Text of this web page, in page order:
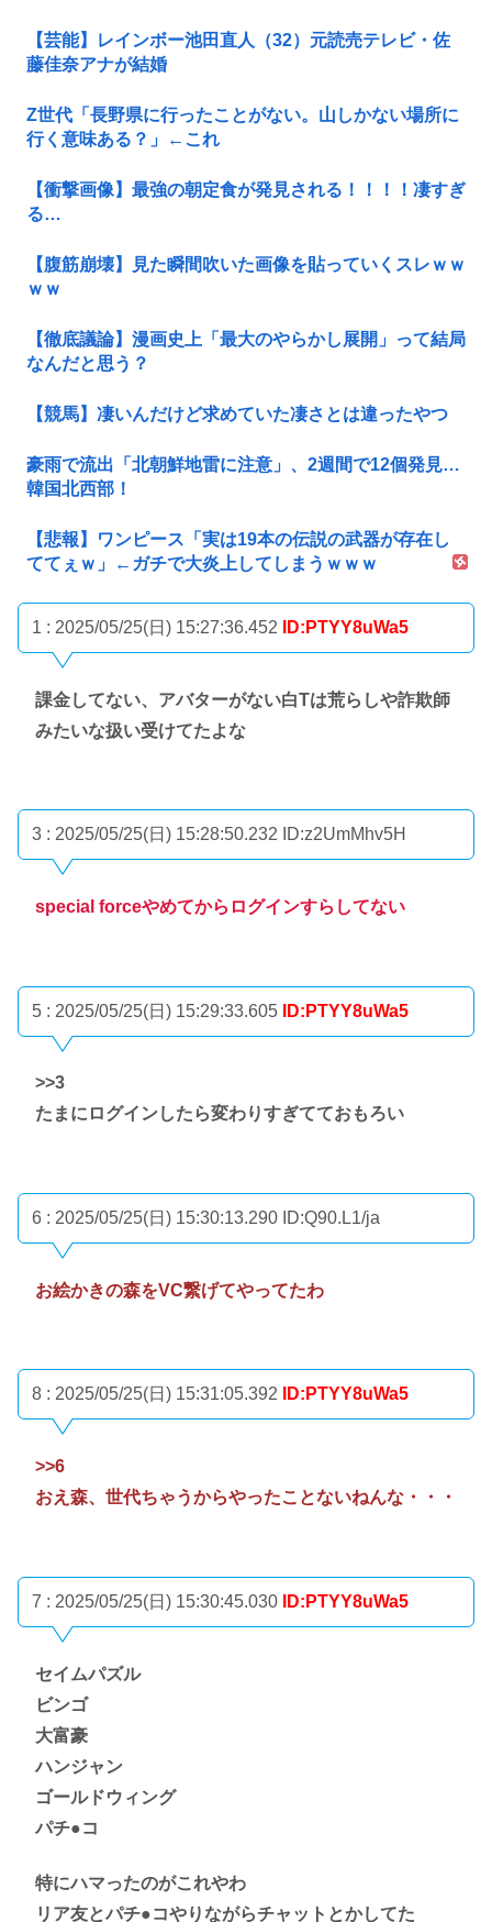
【芸能】レインボー池田直人（32）元読売テレビ・佐
藤佳奈アナが結婚
Z世代「長野県に行ったことがない。山しかない場所に
行く意味ある？」←これ
【衝撃画像】最強の朝定食が発見される！！！！凄すぎ
る…
【腹筋崩壊】見た瞬間吹いた画像を貼っていくスレｗｗ
ｗｗ
【徹底議論】漫画史上「最大のやらかし展開」って結局
なんだと思う？
【競馬】凄いんだけど求めていた凄さとは違ったやつ
豪雨で流出「北朝鮮地雷に注意」、2週間で12個発見…
韓国北西部！
【悲報】ワンピース「実は19本の伝説の武器が存在し
ててぇｗ」←ガチで大炎上してしまうｗｗｗ
1 : 2025/05/25(日) 15:27:36.452 ID:PTYY8uWa5
課金してない、アバターがない白Tは荒らしや詐欺師
みたいな扱い受けてたよな
3 : 2025/05/25(日) 15:28:50.232 ID:z2UmMhv5H
special forceやめてからログインすらしてない
5 : 2025/05/25(日) 15:29:33.605 ID:PTYY8uWa5
>>3
たまにログインしたら変わりすぎてておもろい
6 : 2025/05/25(日) 15:30:13.290 ID:Q90.L1/ja
お絵かきの森をVC繋げてやってたわ
8 : 2025/05/25(日) 15:31:05.392 ID:PTYY8uWa5
>>6
おえ森、世代ちゃうからやったことないねんな・・・
7 : 2025/05/25(日) 15:30:45.030 ID:PTYY8uWa5
セイムパズル
ビンゴ
大富豪
ハンジャン
ゴールドウィング
パチ●コ
特にハマったのがこれやわ
リア友とパチ●コやりながらチャットとかしてた